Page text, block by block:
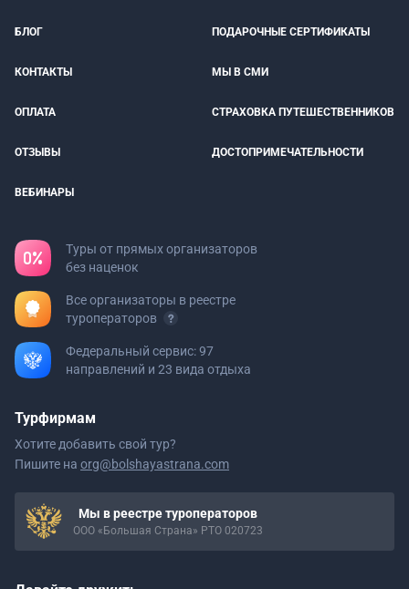
БЛОГ ПОДАРОЧНЫЕ СЕРТИФИКАТЫ
КОНТАКТЫ МЫ В СМИ
ОПЛАТА СТРАХОВКА ПУТЕШЕСТВЕННИКОВ
ОТЗЫВЫ ДОСТОПРИМЕЧАТЕЛЬНОСТИ
ВЕБИНАРЫ
Туры от прямых организаторов
без наценок
Все организаторы в реестре
туроператоров
Федеральный сервис: 97
направлений и 23 вида отдыха
Турфирмам
Хотите добавить свой тур?
Пишите на org@bolshayastrana.com
Мы в реестре туроператоров
ООО «Большая Страна» РТО 020723